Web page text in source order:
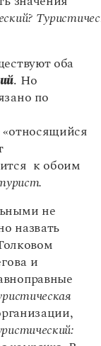
оба
не
назвать
и
компания. В
туристская